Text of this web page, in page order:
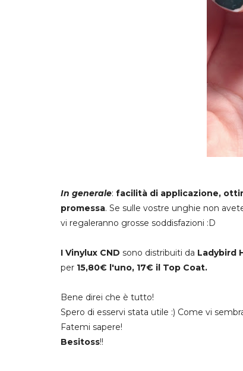
In generale: facilità di applicazione,
promessa. Se sulle vostre unghie non
vi regaleranno grosse soddisfazioni :D
I Vinylux CND sono distribuiti da Ladybird
per 15,80€ l'uno, 17€ il Top Coat.
Bene direi che è tutto!
Spero di esservi stata utile :) Come vi
Fatemi sapere!
Besitoss!!